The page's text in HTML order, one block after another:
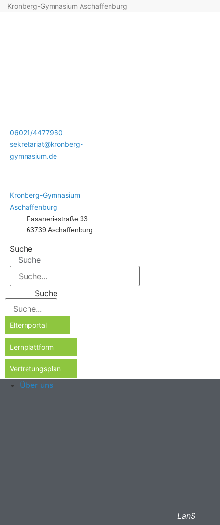
Kronberg-Gymnasium Aschaffenburg
06021/4477960
sekretariat@kronberg-
gymnasium.de
Kronberg-Gymnasium
Aschaffenburg
Fasaneriestraße 33
63739 Aschaffenburg
Suche
Suche
Suche
Elternportal
Lernplattform
Vertretungsplan
Über uns
LanS